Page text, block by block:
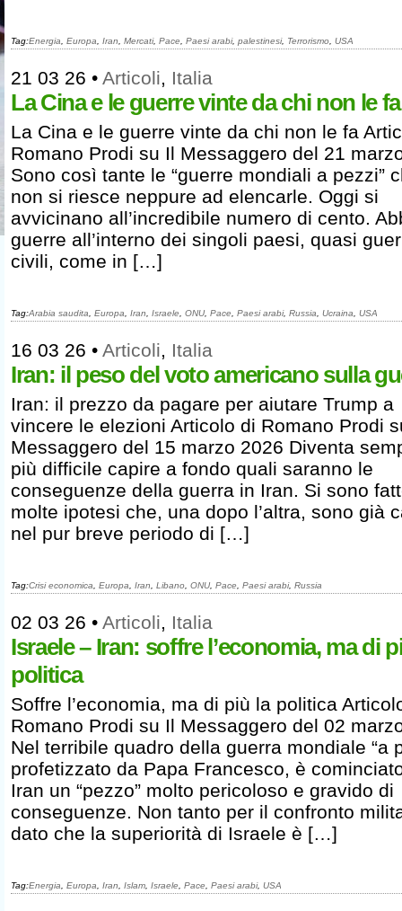
Tag:Energia Europa Iran Mercati, Pace Paesi arabi, palestinesi, Terrorismo USA
21 03 26 • Articoli, Italia
La Cina e le guerre vinte da chi non le fa
La Cina e le guerre vinte da chi non le fa
Romano Prodi su Il Messaggero del 21
Sono così tante le “guerre mondiali a pezzi”
non si riesce neppure ad elencarle. Oggi si
avvicinano all’incredibile numero di cento.
guerre all’interno dei singoli paesi, quasi
civili, come in […]
Tag:Arabia saudita Europa Iran Israele ONU, Pace Paesi arabi, Russia Ucraina USA
16 03 26 • Articoli, Italia
Iran: il peso del voto americano sulla
Iran: il prezzo da pagare per aiutare Trump a
vincere le elezioni Articolo di Romano Prodi
Messaggero del 15 marzo 2026 Diventa
più difficile capire a fondo quali saranno le
conseguenze della guerra in Iran. Si sono
molte ipotesi che, una dopo l’altra, sono già
nel pur breve periodo di […]
Tag:Crisi economica Europa Iran Libano ONU, Pace Paesi arabi, Russia
02 03 26 • Articoli, Italia
Israele – Iran: soffre l’economia, ma di
politica
Soffre l’economia, ma di più la politica
Romano Prodi su Il Messaggero del 02
Nel terribile quadro della guerra mondiale “a
profetizzato da Papa Francesco, è
Iran un “pezzo” molto pericoloso e gravido di
conseguenze. Non tanto per il confronto
dato che la superiorità di Israele è […]
Tag:Energia Europa Iran Islam Israele Pace Paesi arabi, USA